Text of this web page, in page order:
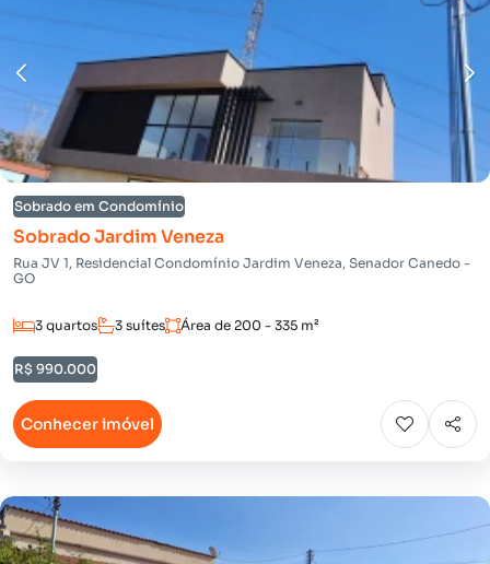
Sobrado em Condomínio
Sobrado Jardim Veneza
Rua JV 1, Residencial Condomínio Jardim Veneza, Senador Canedo -
GO
3 quartos 3 suítes Área de 200 - 335 m²
R$ 990.000
Conhecer imóvel